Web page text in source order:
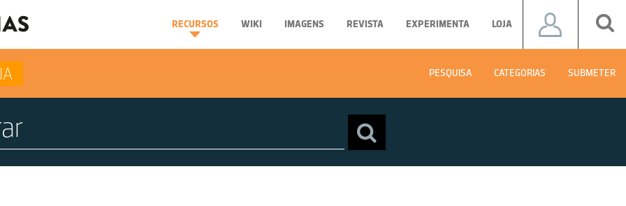
RECURSOS WIKI IMAGENS REVISTA EXPERIMENTA LOJA
PESQUISA CATEGORIAS SUBMETER